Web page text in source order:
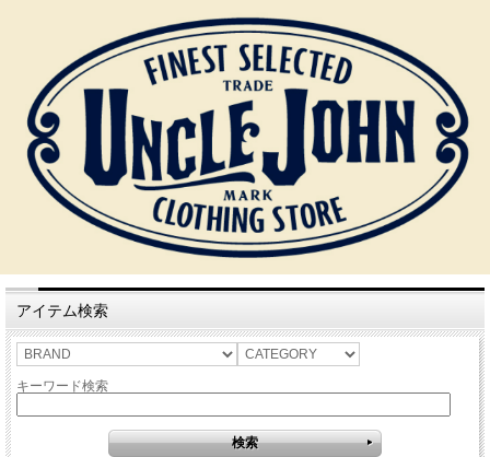
アイテム検索
キーワード検索